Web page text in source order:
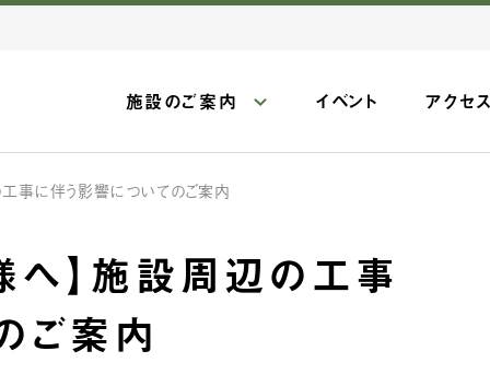
施設のご案内 イベント アクセ
事に伴う影響についてのご案内
へ】施設周辺の工事
ご案内